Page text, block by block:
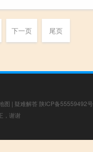
下一页 尾页
图 | 疑难解答 陕ICP备55559492号
，谢谢